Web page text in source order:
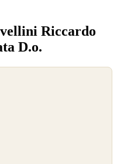
Riccardo
D.o.